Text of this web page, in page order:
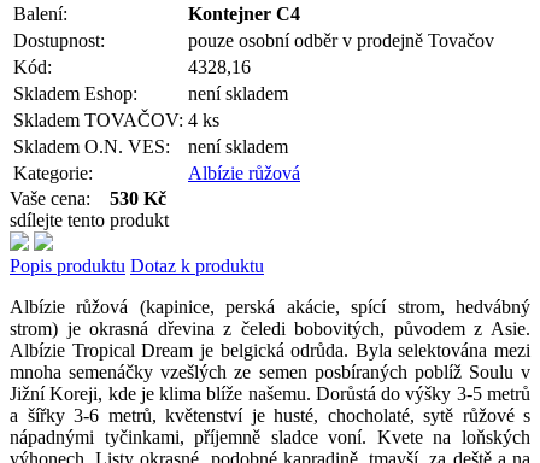
Balení:
Kontejner C4
Dostupnost:
pouze osobní odběr v prodejně Tovačov
Kód:
4328,16
Skladem Eshop:
není skladem
Skladem TOVAČOV: 4 ks
Skladem O.N. VES:
není skladem
Kategorie:
Albízie růžová
Vaše cena: 530 Kč
sdílejte tento produkt
Popis produktu Dotaz k produktu
Albízie růžová (kapinice, perská akácie, spící strom, hedvábný
strom) je okrasná dřevina z čeledi bobovitých, původem z Asie.
Albízie Tropical Dream je belgická odrůda. Byla selektována mezi
mnoha semenáčky vzešlých ze semen posbíraných poblíž Soulu v
Jižní Koreji, kde je klima blíže našemu. Dorůstá do výšky 3-5 metrů
a šířky 3-6 metrů, květenství je husté, chocholaté, sytě růžové s
nápadnými tyčinkami, příjemně sladce voní. Kvete na loňských
výhonech. Listy okrasné, podobné kapradině, tmavší, za deště a na